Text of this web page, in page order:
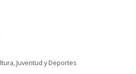
Juventud y Deportes